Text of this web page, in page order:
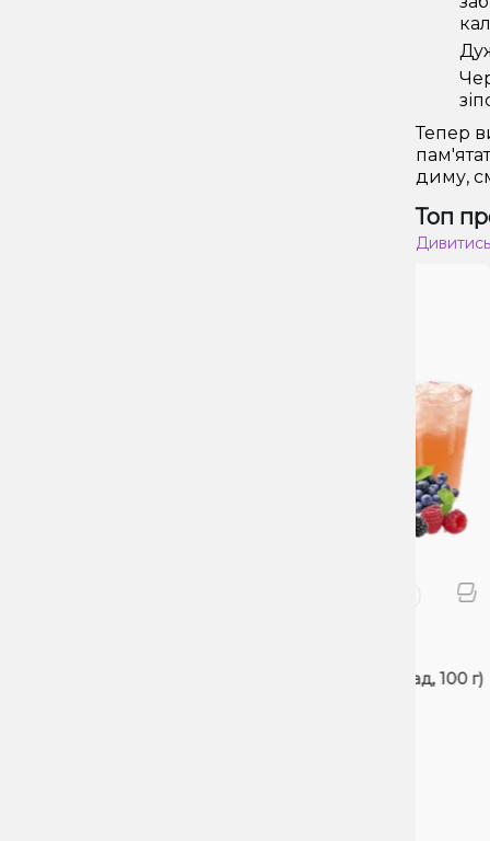
Тепер
диму,
Топ
Lemonade (Ягідний Лимонад, 100 г)